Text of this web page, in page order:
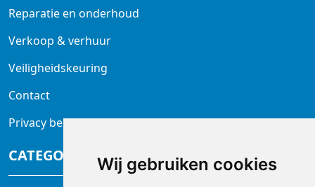
Wij gebruiken cookies
Reparatie en onderhoud
Verkoop & verhuur
Veiligheidskeuring
Contact
Privacy beleid
CATEGORIEËN